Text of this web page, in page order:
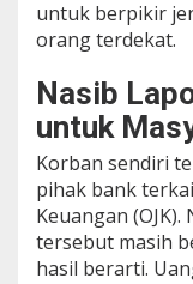
untuk berpikir
orang terdekat.
Nasib
untuk
Korban sendiri
pihak bank
Keuangan
tersebut masih
hasil berarti.